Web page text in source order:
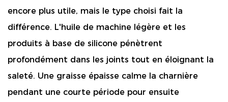
encore plus utile, mais le type choisi fait la
différence. L'huile de machine légère et les
produits à base de silicone pénètrent
profondément dans les joints tout en éloignant la
saleté. Une graisse épaisse calme la charnière
pendant une courte période pour ensuite